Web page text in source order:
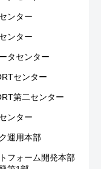
ンター
ンター
タセンター
センター
第二センター
ンター
運用本部
フォーム開発本部